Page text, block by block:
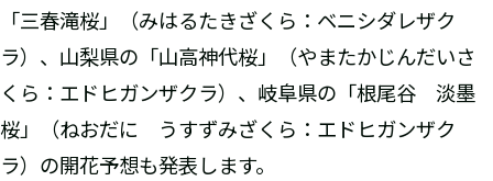
「三春滝桜」（みはるたきざくら：ベニシダレザク
ラ）、山梨県の「山高神代桜」（やまたかじんだいさ
くら：エドヒガンザクラ）、岐阜県の「根尾谷 淡墨
桜」（ねおだに うすずみざくら：エドヒガンザク
ラ）の開花予想も発表します。